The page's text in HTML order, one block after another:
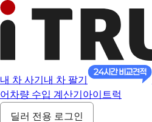
내 차 사기 내 차 팔기
어 차량 수입 계산기 아이트럭
딜러 전용 로그인